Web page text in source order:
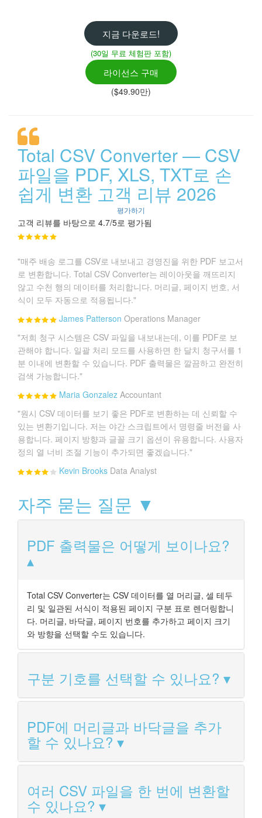
지금 다운로드!
(30일 무료 체험판 포함)
라이선스 구매
($49.90만)
Total CSV Converter — CSV
파일을 PDF, XLS, TXT로 손
쉽게 변환 고객 리뷰 2026
평가하기
고객 리뷰를 바탕으로 4.7/5로 평가됨
"매주 배송 로그를 CSV로 내보내고 경영진을 위한 PDF 보고서
로 변환합니다. Total CSV Converter는 레이아웃을 깨뜨리지
않고 수천 행의 데이터를 처리합니다. 머리글, 페이지 번호, 서
식이 모두 자동으로 적용됩니다."
James Patterson Operations Manager
"저희 청구 시스템은 CSV 파일을 내보내는데, 이를 PDF로 보
관해야 합니다. 일괄 처리 모드를 사용하면 한 달치 청구서를 1
분 이내에 변환할 수 있습니다. PDF 출력물은 깔끔하고 완전히
검색 가능합니다."
Maria Gonzalez Accountant
"원시 CSV 데이터를 보기 좋은 PDF로 변환하는 데 신뢰할 수
있는 변환기입니다. 저는 야간 스크립트에서 명령줄 버전을 사
용합니다. 페이지 방향과 글꼴 크기 옵션이 유용합니다. 사용자
정의 열 너비 조절 기능이 추가되면 좋겠습니다."
Kevin Brooks Data Analyst
자주 묻는 질문 ▼
PDF 출력물은 어떻게 보이나요?
Total CSV Converter는 CSV 데이터를 열 머리글, 셀 테두
리 및 일관된 서식이 적용된 페이지 구분 표로 렌더링합니
다. 머리글, 바닥글, 페이지 번호를 추가하고 페이지 크기
와 방향을 선택할 수도 있습니다.
구분 기호를 선택할 수 있나요?
PDF에 머리글과 바닥글을 추가
할 수 있나요?
여러 CSV 파일을 한 번에 변환할
수 있나요?